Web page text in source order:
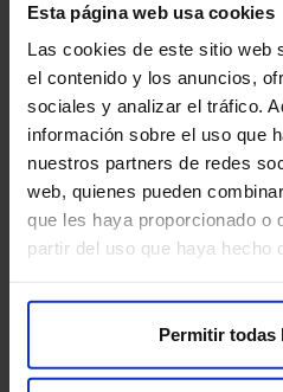
Esta página web usa cookies
Las cookies de este sitio web
el contenido y los anuncios,
sociales y analizar el tráfico.
información sobre el uso que
nuestros partners de redes
web, quienes pueden
que les haya proporcionado o
partir del uso que haya hecho
Permitir todas
Leer más
y tratamientos. La mejor
comienza con estar informado.